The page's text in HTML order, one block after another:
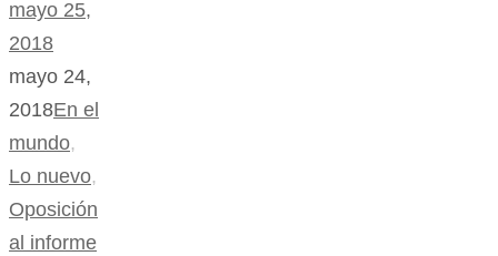
mayo 25,
2018
mayo 24,
2018En el
mundo,
Lo nuevo,
Oposición
al informe